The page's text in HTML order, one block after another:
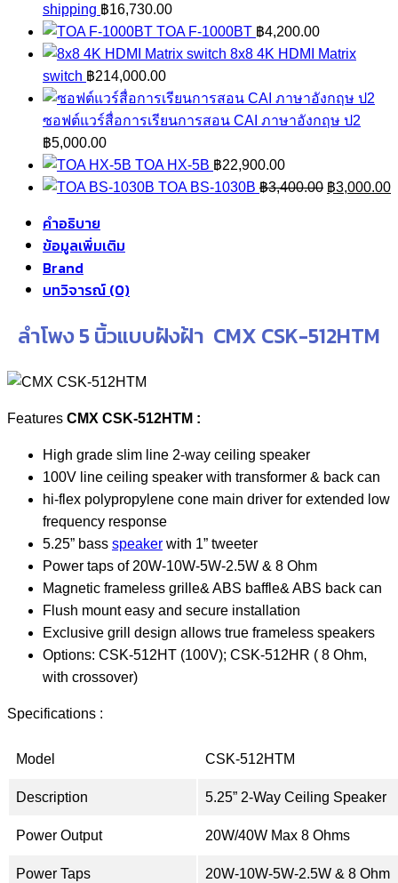
shipping ฿16,730.00
TOA F-1000BT ฿4,200.00
8x8 4K HDMI Matrix
switch ฿214,000.00
ซอฟต์แวร์สื่อการเรียนการสอน CAI ภาษาอังกฤษ ป2
฿5,000.00
TOA HX-5B ฿22,900.00
TOA BS-1030B ฿3,400.00 Original
฿3,000.00
คำอธิบาย
ข้อมูลเพิ่มเติม
Brand
บทวิจารณ์ (0)
ลำโพง 5 นิ้วแบบฝังฝ้า CMX CSK-512HTM
Features CMX CSK-512HTM :
High grade slim line 2-way ceiling speaker
100V line ceiling speaker with transformer & back can
hi-flex polypropylene cone main driver for extended low
frequency response
5.25” bass speaker with 1” tweeter
Power taps of 20W-10W-5W-2.5W & 8 Ohm
Magnetic frameless grille& ABS baffle& ABS back can
Flush mount easy and secure installation
Exclusive grill design allows true frameless speakers
Options: CSK-512HT (100V); CSK-512HR ( 8 Ohm,
with crossover)
Specifications :
Model CSK-512HTM
Description 5.25” 2-Way Ceiling Speaker
Power Output 20W/40W Max 8 Ohms
Power Taps 20W-10W-5W-2.5W & 8 Ohm